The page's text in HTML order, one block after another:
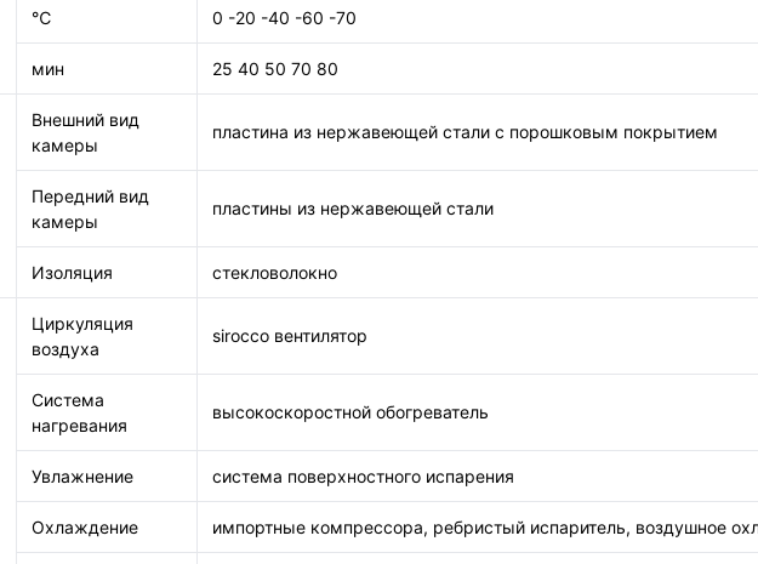
℃ 0 -20 -40 -60 -70
мин 25 40 50 70 80
Внешний вид
камеры
пластина из нержавеющей стали с порошковым покрытием
Передний вид
камеры
пластины из нержавеющей стали
Изоляция стекловолокно
Циркуляция
воздуха
sirocco вентилятор
Система
нагревания
высокоскоростной обогреватель
Увлажнение система поверхностного испарения
Охлаждение импортные компрессора, ребристый испаритель, воздушное